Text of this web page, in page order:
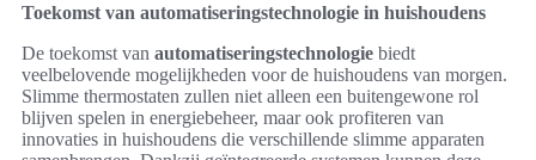
Toekomst van automatiseringstechnologie in huishoudens
De toekomst van automatiseringstechnologie biedt
veelbelovende mogelijkheden voor de huishoudens van morgen.
Slimme thermostaten zullen niet alleen een buitengewone rol
blijven spelen in energiebeheer, maar ook profiteren van
innovaties in huishoudens die verschillende slimme apparaten